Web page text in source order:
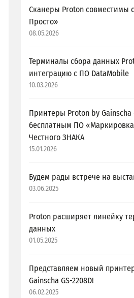
Сканеры Proton совместимы
Просто»
08.05.2026
Терминалы сбора данных
интеграцию с ПО DataMobile
10.03.2026
Принтеры Proton by
бесплатным ПО «Маркировка
Честного ЗНАКА
15.01.2026
Будем рады встрече на
03.06.2025
Proton расширяет линейку
данных
01.05.2025
Представляем новый
Gainscha GS-2208D!
06.02.2025